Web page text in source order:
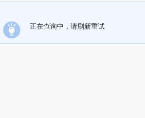
正在查询中，请刷新重试